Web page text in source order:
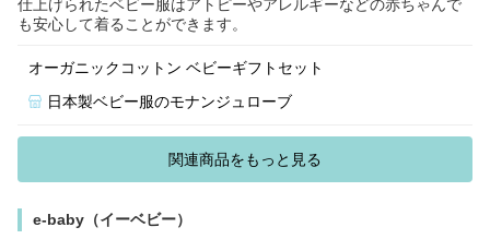
仕上げられたベビー服はアトピーやアレルギーなどの赤ちゃんで
も安心して着ることができます。
オーガニックコットン ベビーギフトセット
日本製ベビー服のモナンジュローブ
関連商品をもっと見る
e-baby（イーベビー）